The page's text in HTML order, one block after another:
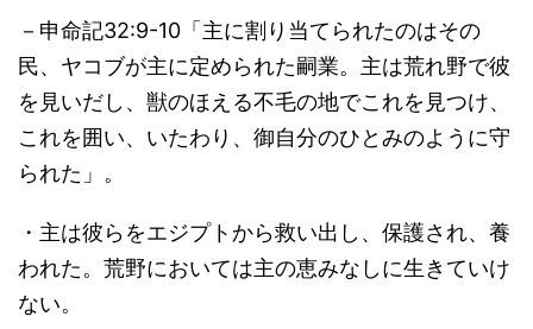
－申命記32:9-10「主に割り当てられたのはその
民、ヤコブが主に定められた嗣業。主は荒れ野で彼
を見いだし、獣のほえる不毛の地でこれを見つけ、
これを囲い、いたわり、御自分のひとみのように守
られた」。
・主は彼らをエジプトから救い出し、保護され、養
われた。荒野においては主の恵みなしに生きていけ
ない。